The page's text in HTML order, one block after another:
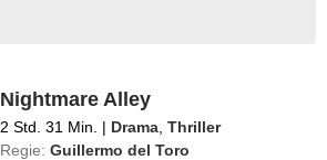
Nightmare Alley
2 Std. 31 Min. | Drama ,Thriller
Regie: Guillermo del Toro